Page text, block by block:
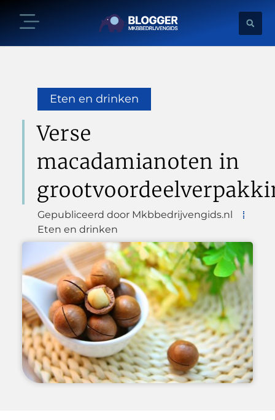
Eten en drinken
Verse
macadamianoten in
Gepubliceerd door Mkbbedrijvengids.nl
Eten en drinken